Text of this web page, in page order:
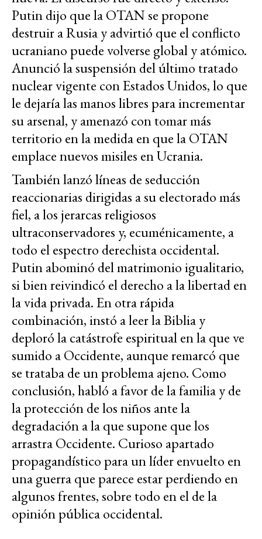
Putin dijo que la OTAN se propone
destruir a Rusia y advirtió que el conflicto
ucraniano puede volverse global y atómico.
Anunció la suspensión del último tratado
nuclear vigente con Estados Unidos, lo que
le dejaría las manos libres para incrementar
su arsenal, y amenazó con tomar más
territorio en la medida en que la OTAN
emplace nuevos misiles en Ucrania.
También lanzó líneas de seducción
reaccionarias dirigidas a su electorado más
fiel, a los jerarcas religiosos
ultraconservadores y, ecuménicamente, a
todo el espectro derechista occidental.
Putin abominó del matrimonio igualitario,
si bien reivindicó el derecho a la libertad en
la vida privada. En otra rápida
combinación, instó a leer la Biblia y
deploró la catástrofe espiritual en la que ve
sumido a Occidente, aunque remarcó que
se trataba de un problema ajeno. Como
conclusión, habló a favor de la familia y de
la protección de los niños ante la
degradación a la que supone que los
arrastra Occidente. Curioso apartado
propagandístico para un líder envuelto en
una guerra que parece estar perdiendo en
algunos frentes, sobre todo en el de la
opinión pública occidental.